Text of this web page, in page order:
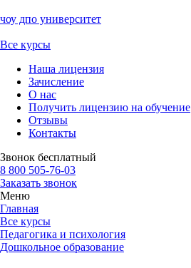
чоу дпо университет
Все курсы
Наша лицензия
Зачисление
О нас
Получить лицензию на обучение
Отзывы
Контакты
Звонок бесплатный
8 800 505-76-03
Заказать звонок
Меню
Главная
Все курсы
Педагогика и психология
Дошкольное образование